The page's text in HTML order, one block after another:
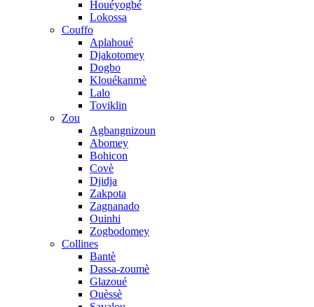
Houéyogbé
Lokossa
Couffo
Aplahoué
Djakotomey
Dogbo
Klouékanmè
Lalo
Toviklin
Zou
Agbangnizoun
Abomey
Bohicon
Covè
Djidja
Zakpota
Zagnanado
Ouinhi
Zogbodomey
Collines
Bantè
Dassa-zoumè
Glazoué
Ouèssè